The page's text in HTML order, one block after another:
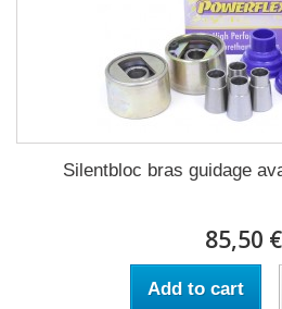
Silentbloc bras guidage
85,50 €
Add to cart